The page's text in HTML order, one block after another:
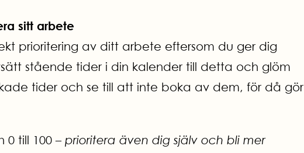
sitt arbete
prioritering av ditt arbete eftersom du ger dig
stående tider i din kalender till detta och glöm
tider och se till att inte boka av dem, för då gör
0 till 100 – prioritera även dig själv och bli mer